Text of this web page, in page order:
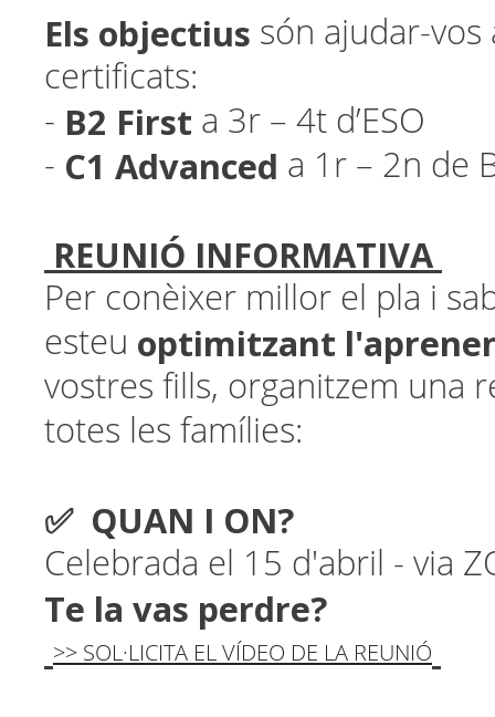
Els objectius són ajudar-vos
certificats:
- B2 First a 3r – 4t d’ESO
- C1 Advanced a 1r – 2n de
REUNIÓ INFORMATIVA
Per conèixer millor el pla i
esteu optimitzant
vostres fills, organitzem una
totes les famílies:
✅ QUAN I ON?
Celebrada el 15 d'abril - via
Te la vas perdre?
>> SOL·LICITA EL VÍDEO DE LA REUNIÓ